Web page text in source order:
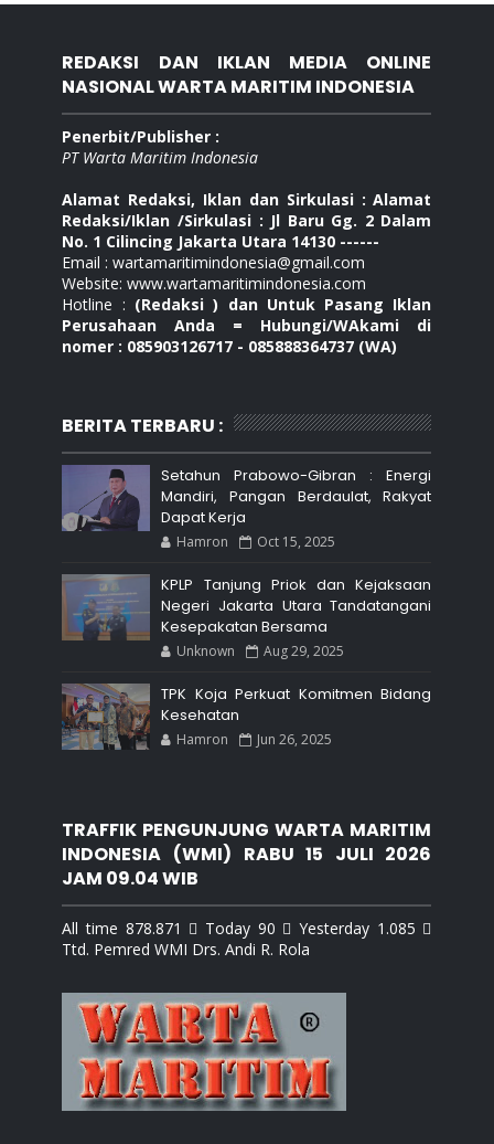
REDAKSI DAN IKLAN MEDIA ONLINE
NASIONAL WARTA MARITIM INDONESIA
Penerbit/Publisher :
PT Warta Maritim Indonesia
Alamat Redaksi, Iklan dan Sirkulasi : Alamat
Redaksi/Iklan /Sirkulasi : Jl Baru Gg. 2 Dalam
No. 1 Cilincing Jakarta Utara 14130 ------
Email : wartamaritimindonesia@gmail.com
Website: www.wartamaritimindonesia.com
Hotline : (Redaksi ) dan Untuk Pasang Iklan
Perusahaan Anda = Hubungi/WAkami di
nomer : 085903126717 - 085888364737 (WA)
BERITA TERBARU :
Setahun Prabowo-Gibran : Energi
Mandiri, Pangan Berdaulat, Rakyat
Dapat Kerja
Hamron Oct 15, 2025
KPLP Tanjung Priok dan Kejaksaan
Negeri Jakarta Utara Tandatangani
Kesepakatan Bersama
Unknown Aug 29, 2025
TPK Koja Perkuat Komitmen Bidang
Kesehatan
Hamron Jun 26, 2025
TRAFFIK PENGUNJUNG WARTA MARITIM
INDONESIA (WMI) RABU 15 JULI 2026
JAM 09.04 WIB
All time 878.871  Today 90  Yesterday 1.085 
Ttd. Pemred WMI Drs. Andi R. Rola